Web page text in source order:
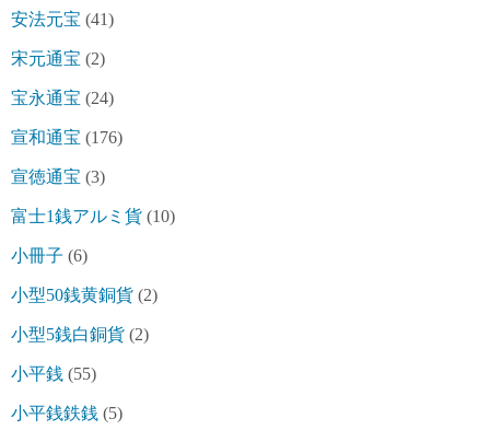
安法元宝 (41)
宋元通宝 (2)
宝永通宝 (24)
宣和通宝 (176)
宣徳通宝 (3)
富士1銭アルミ貨 (10)
小冊子 (6)
小型50銭黄銅貨 (2)
小型5銭白銅貨 (2)
小平銭 (55)
小平銭鉄銭 (5)